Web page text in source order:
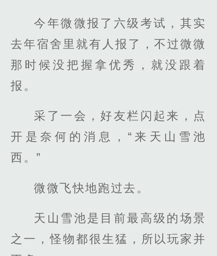
今年微微报了六级考试，其实
去年宿舍里就有人报了，不过微微
那时候没把握拿优秀，就没跟着
报。
采了一会，好友栏闪起来，点
开是奈何的消息，“来天山雪池
西。”
微微飞快地跑过去。
天山雪池是目前最高级的场景
之一，怪物都很生猛，所以玩家并